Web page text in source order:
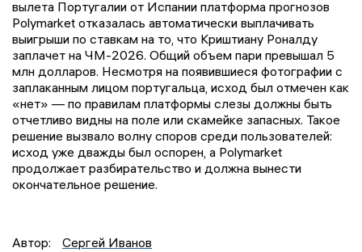
вылета Португалии от Испании платформа прогнозов
Polymarket отказалась автоматически выплачивать
выигрыши по ставкам на то, что Криштиану Роналду
заплачет на ЧМ-2026. Общий объем пари превышал 5
млн долларов. Несмотря на появившиеся фотографии с
заплаканным лицом португальца, исход был отмечен как
«нет» — по правилам платформы слезы должны быть
отчетливо видны на поле или скамейке запасных. Такое
решение вызвало волну споров среди пользователей:
исход уже дважды был оспорен, а Polymarket
продолжает разбирательство и должна вынести
окончательное решение.
Автор: Сергей Иванов